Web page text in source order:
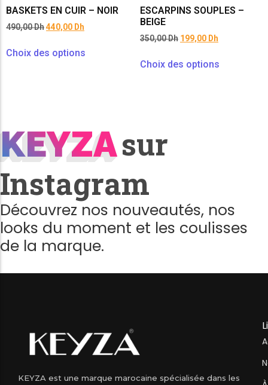
BASKETS EN CUIR – NOIR
490,00Dh440,00 Dh
Choix des options
ESCARPINS SOUPLES –
BEIGE
350,00Dh 199,00 Dh
Choix des options
KEYZA
KEYZAsur
Instagram
Découvrez nos nouveautés, nos
looks du moment et les coulisses
de la marque.
KEYZA est une marque marocaine spécialisée dans les